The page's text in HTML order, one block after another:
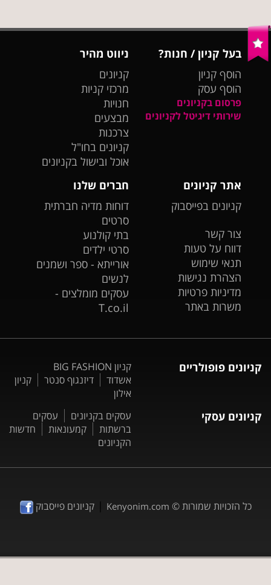
בעל קניון / חנות?
הוסף קניון
הוסף עסק
פרסום בקניונים
שירותי דיגיטל לקניונים
ניווט מהיר
קניונים
מרכזי קניות
חנויות
מבצעים
צרכנות
קניונים בחו"ל
אוכל ובישול בקניונים
אתר קניונים
קניונים בפייסבוק
צור קשר
דווח על טעות
תנאי שימוש
הצהרת נגישות
מדיניות פרטיות
משרות באתר
חברים שלנו
דוחות מדיה חברתית
סרטים
בתי קולנוע
סרטי ילדים
אורייתא - ספר ושמנים
לנשים
עסקים מומלצים -
T.co.il
קניונים פופולריים
קניון BIG FASHION
אשדוד
דיזנגוף סנטר
קניון
אילון
קניונים עסקי עסקים בקניונים
עסקים
ברשתות
קמעונאות
חדשות
הקניונים
כל הזכויות שמורות © Kenyonim.com
|קניונים פייסבוק